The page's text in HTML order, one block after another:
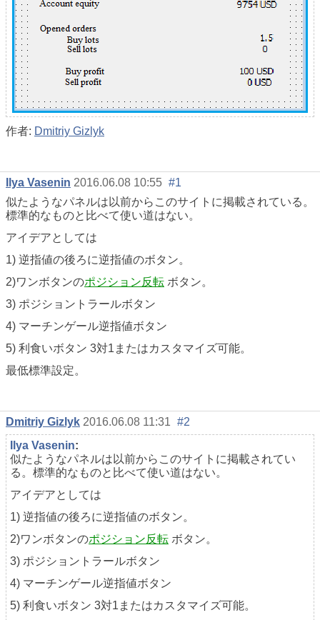
作者: Dmitriy Gizlyk
Ilya Vasenin 2016.06.08 10:55 #1
似たようなパネルは以前からこのサイトに掲載されている。
標準的なものと比べて使い道はない。
アイデアとしては
1) 逆指値の後ろに逆指値のボタン。
2)ワンボタンのポジション反転 ボタン。
3) ポジショントラールボタン
4) マーチンゲール逆指値ボタン
5) 利食いボタン 3対1またはカスタマイズ可能。
最低標準設定。
Dmitriy Gizlyk 2016.06.08 11:31 #2
Ilya Vasenin:
似たようなパネルは以前からこのサイトに掲載されてい
る。標準的なものと比べて使い道はない。
アイデアとしては
1) 逆指値の後ろに逆指値のボタン。
2)ワンボタンのポジション反転 ボタン。
3) ポジショントラールボタン
4) マーチンゲール逆指値ボタン
5) 利食いボタン 3対1またはカスタマイズ可能。